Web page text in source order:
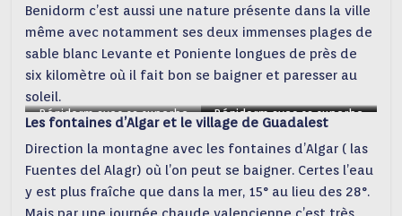
Benidorm c’est aussi une nature présente dans la ville
même avec notamment ses deux immenses plages de
sable blanc Levante et Poniente longues de près de
six kilomètre où il fait bon se baigner et paresser au
soleil.
Bénidorm avec sa superbe
plage et ses gratte-ciels
Bénidorm avec sa superbe
plage et ses gratte-ciels
Bénidorm avec sa superbe
plage et ses gratte-ciels
Les fontaines d’Algar et le village de Guadalest
Direction la montagne avec les fontaines d’Algar ( las
Fuentes del Alagr) où l’on peut se baigner. Certes l’eau
y est plus fraîche que dans la mer, 15° au lieu des 28°.